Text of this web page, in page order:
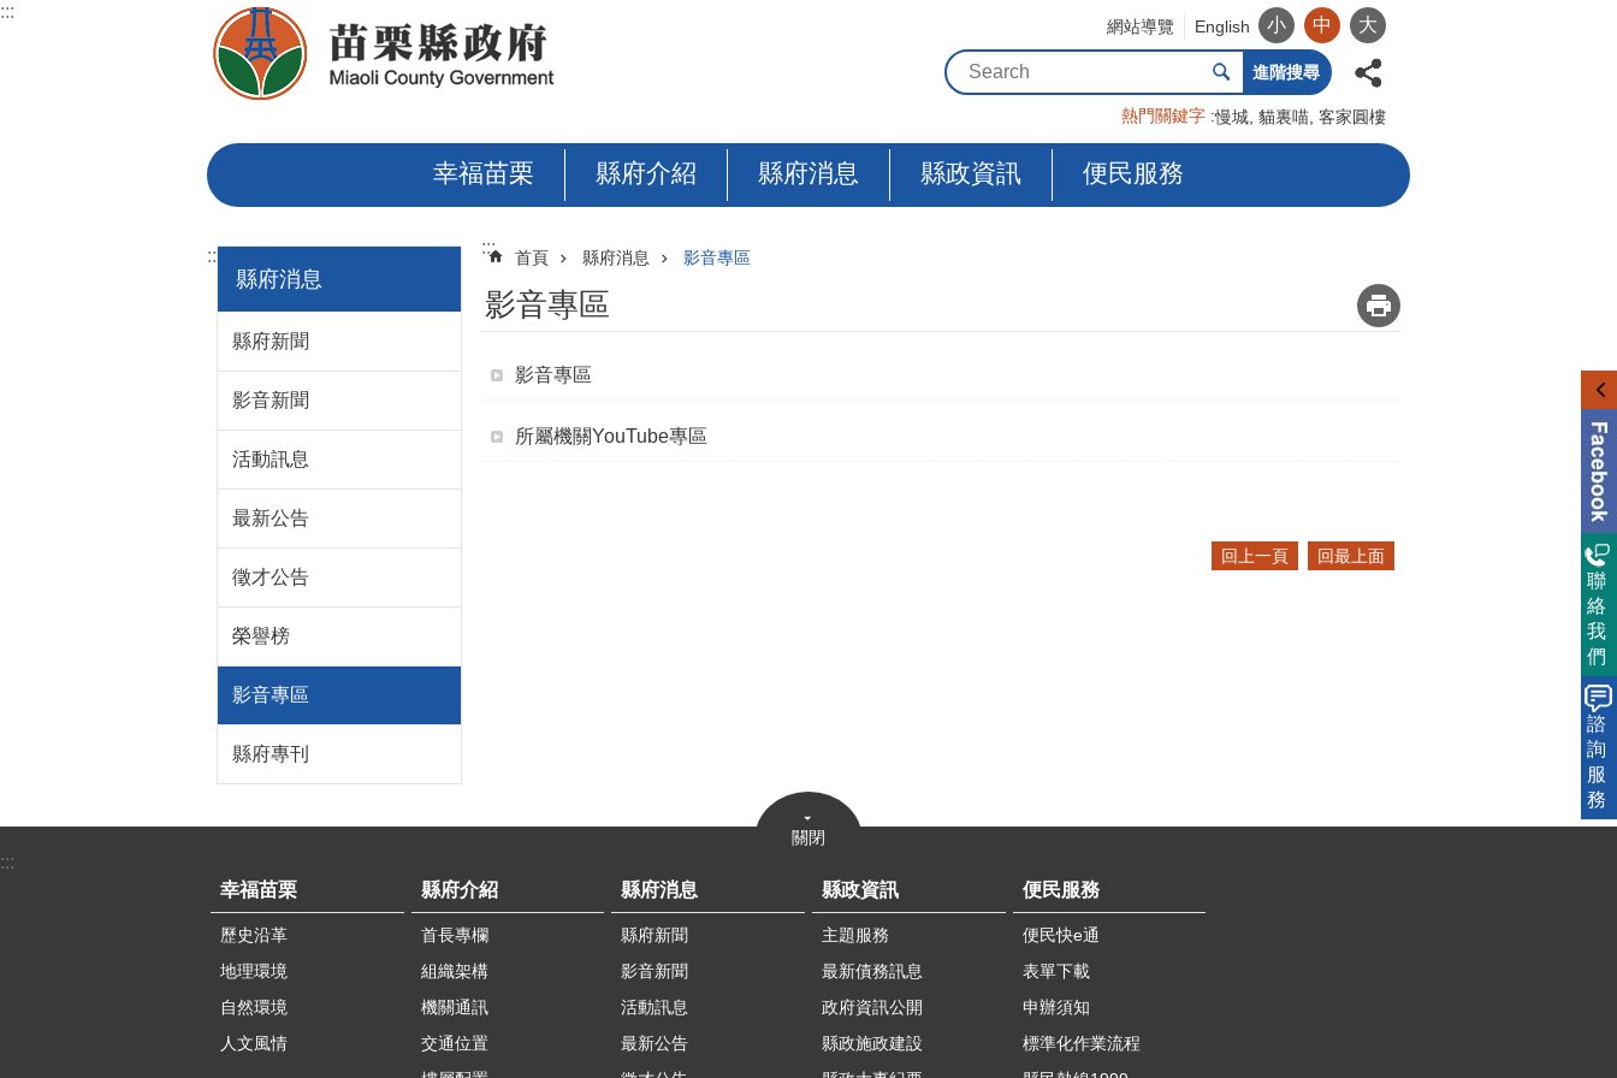
跳到主要內容區塊
:::
網站導覽 English 小 中 大
進階搜尋
熱門關鍵字 慢城 貓裏喵 客家圓樓
幸福苗栗 縣府介紹 縣府消息 縣政資訊 便民服務
:::
縣府消息
縣府新聞
影音新聞
活動訊息
最新公告
徵才公告
榮譽榜
影音專區
縣府專刊
::: 首頁 縣府消息 影音專區
影音專區 _
影音專區
所屬機關YouTube專區
回上一頁 回最上面
關閉
:::
幸福苗栗
歷史沿革
地理環境
自然環境
人文風情
縣府介紹
首長專欄
組織架構
機關通訊
交通位置
縣府消息
縣府新聞
影音新聞
活動訊息
最新公告
縣政資訊
主題服務
最新債務訊息
政府資訊公開
縣政施政建設
便民服務
便民快e通
表單下載
申辦須知
標準化作業流程
聯
絡
我
們
諮
詢
服
務